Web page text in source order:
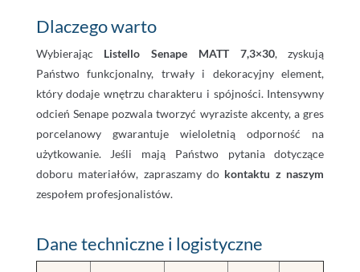
Dlaczego warto
Wybierając Listello Senape MATT 7,3×30, zyskują
Państwo funkcjonalny, trwały i dekoracyjny element,
który dodaje wnętrzu charakteru i spójności. Intensywny
odcień Senape pozwala tworzyć wyraziste akcenty, a gres
porcelanowy gwarantuje wieloletnią odporność na
użytkowanie. Jeśli mają Państwo pytania dotyczące
doboru materiałów, zapraszamy do kontaktu z naszym
zespołem profesjonalistów.
Dane techniczne i logistyczne